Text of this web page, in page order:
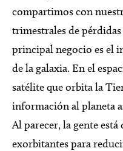
compartimos con
trimestrales de
principal negocio es el
de la galaxia. En el
satélite que orbita la
información al planeta
Al parecer, la gente
exorbitantes para